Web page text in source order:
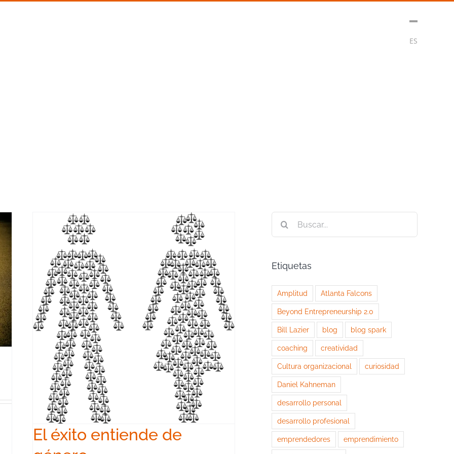
ES
El éxito entiende de
Etiquetas
Amplitud Atlanta Falcons
Beyond Entrepreneurship 2.0
Bill Lazier blog blog spark
coaching creatividad
Cultura organizacional curiosidad
Daniel Kahneman
desarrollo personal
desarrollo profesional
emprendedores emprendimiento